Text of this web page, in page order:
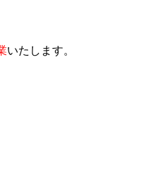
いたします。